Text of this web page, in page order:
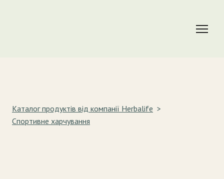
Каталог продуктів від компанії Herbalife
Спортивне харчування